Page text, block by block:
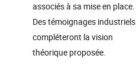
associés à sa mise en place.
Des témoignages industriels
compléteront la vision
théorique proposée.